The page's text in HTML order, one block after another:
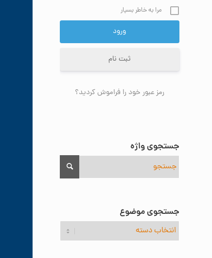
مرا به خاطر بسپار
ثبت نام
رمز عبور خود را فراموش کردید؟
جستجوی واژه
جستجوی موضوع
جستجوی
موضوع